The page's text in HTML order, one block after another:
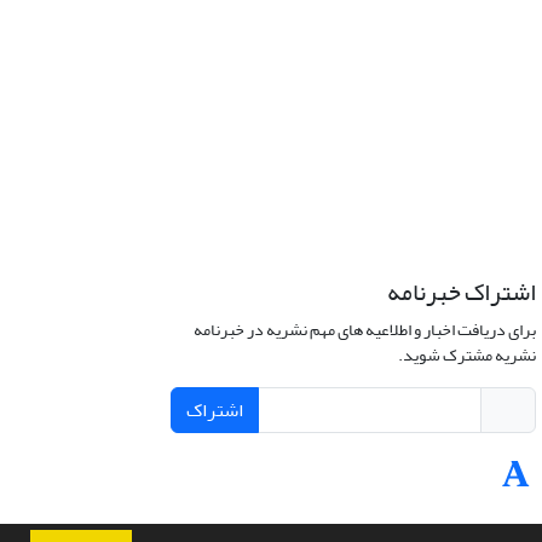
اشتراک خبرنامه
برای دریافت اخبار و اطلاعیه های مهم نشریه در خبرنامه
نشریه مشترک شوید.
اشتراک